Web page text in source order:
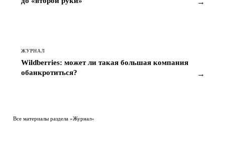
ЖУРНАЛ
Wildberries: может ли такая большая компания
обанкротиться?
→
Все материалы раздела «Журнал»